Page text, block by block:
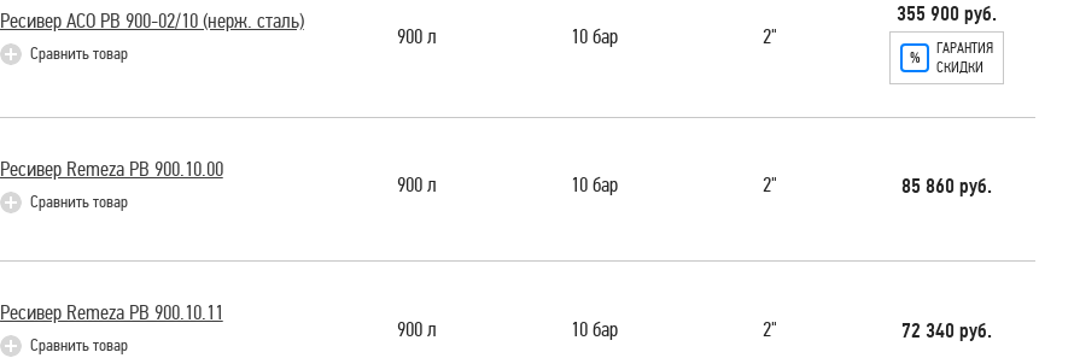
Ресивер АСО РВ 900-02/10 (нерж. сталь)
Сравнить товар
900 л 10 бар 2"
355 900 руб.
ГАРАНТИЯ
СКИДКИ
Ресивер Remeza РВ 900.10.00
Сравнить товар
900 л 10 бар 2" 85 860 руб.
Ресивер Remeza РВ 900.10.11
Сравнить товар
900 л 10 бар 2" 72 340 руб.